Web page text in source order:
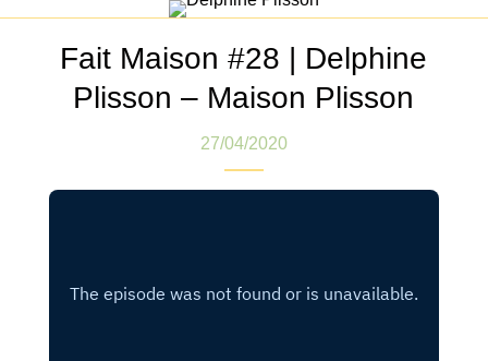
Fait Maison #28 | Delphine
Plisson – Maison Plisson
27/04/2020